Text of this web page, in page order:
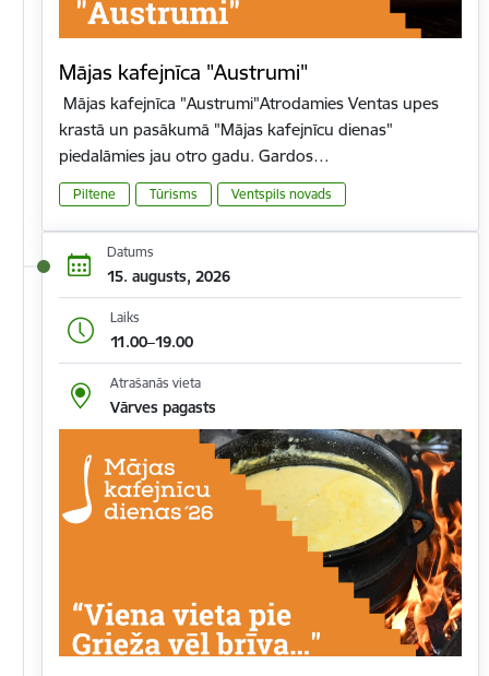
Mājas kafejnīca "Austrumi"
Mājas kafejnīca "Austrumi"Atrodamies Ventas upes
krastā un pasākumā "Mājas kafejnīcu dienas"
piedalāmies jau otro gadu. Gardos…
Piltene Tūrisms Ventspils novads
Datums
15. augusts, 2026
Laiks
11.00–19.00
Atrašanās vieta
Vārves pagasts